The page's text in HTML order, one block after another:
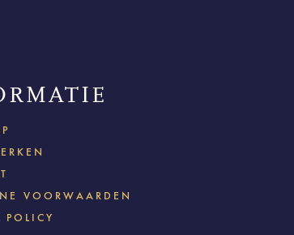
VOORWAARDEN
POLICY